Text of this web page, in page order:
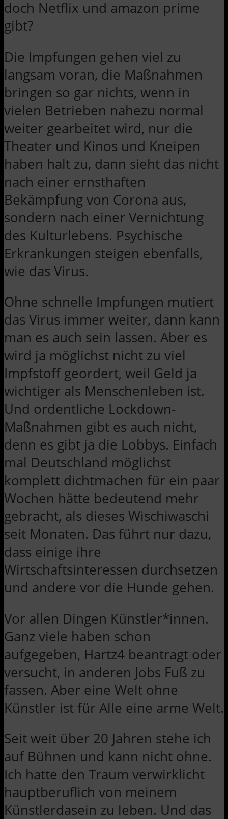
doch Netflix und amazon prime
gibt?
Die Impfungen gehen viel zu
langsam voran, die Maßnahmen
bringen so gar nichts, wenn in
vielen Betrieben nahezu normal
weiter gearbeitet wird, nur die
Theater und Kinos und Kneipen
haben halt zu, dann sieht das nicht
nach einer ernsthaften
Bekämpfung von Corona aus,
sondern nach einer Vernichtung
des Kulturlebens. Psychische
Erkrankungen steigen ebenfalls,
wie das Virus.
Ohne schnelle Impfungen mutiert
das Virus immer weiter, dann kann
man es auch sein lassen. Aber es
wird ja möglichst nicht zu viel
Impfstoff geordert, weil Geld ja
wichtiger als Menschenleben ist.
Und ordentliche Lockdown-
Maßnahmen gibt es auch nicht,
denn es gibt ja die Lobbys. Einfach
mal Deutschland möglichst
komplett dichtmachen für ein paar
Wochen hätte bedeutend mehr
gebracht, als dieses Wischiwaschi
seit Monaten. Das führt nur dazu,
dass einige ihre
Wirtschaftsinteressen durchsetzen
und andere vor die Hunde gehen.
Vor allen Dingen Künstler*innen.
Ganz viele haben schon
aufgegeben, Hartz4 beantragt oder
versucht, in anderen Jobs Fuß zu
fassen. Aber eine Welt ohne
Künstler ist für Alle eine arme Welt.
Seit weit über 20 Jahren stehe ich
auf Bühnen und kann nicht ohne.
Ich hatte den Traum verwirklicht
hauptberuflich von meinem
Künstlerdasein zu leben. Und das